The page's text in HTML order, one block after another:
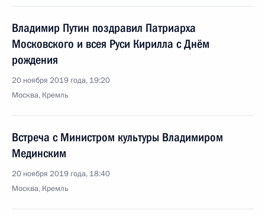
Владимир Путин поздравил Патриарха
Московского и всея Руси Кирилла с Днём
рождения
20 ноября 2019 года, 19:20
Москва, Кремль
Встреча с Министром культуры Владимиром
Мединским
20 ноября 2019 года, 18:40
Москва, Кремль